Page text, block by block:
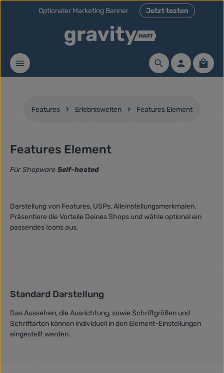
Zum Hauptinhalt springen
Optionaler Marketing Banner Jetzt testen
Features Erlebniswelten Features Element
Features Element
Für Shopware Self-hosted
Darstellung von Features, USPs, Alleinstellungsmerkmalen.
Präsentiere die Vorteile Deines Shops und wähle optional ein
passendes Icons aus.
Standard Darstellung
Das Aussehen, die Ausrichtung, sowie Schriftgrößen und
Schriftarten können individuell in den Element-Einstellungen
eingestellt werden.